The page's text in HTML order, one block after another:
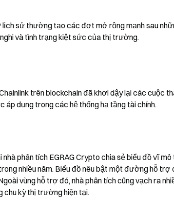
lịch sử thường tạo các đợt mở rộng mạnh sau
và tình trạng kiệt sức của thị trường.
trên blockchain đã khơi dậy lại các cuộc
dụng trong các hệ thống hạ tầng tài chính.
nhà phân tích EGRAG Crypto chia sẻ biểu đồ vĩ
nhiều năm. Biểu đồ nêu bật một đường hỗ
vùng hỗ trợ đó, nhà phân tích cũng vạch ra
chu kỳ thị trường hiện tại.